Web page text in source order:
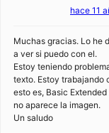
hace 11
Muchas gracias. Lo he
a ver si puedo con el.
Estoy teniendo
texto. Estoy trabajando
esto es, Basic
no aparece la imagen.
Un saludo